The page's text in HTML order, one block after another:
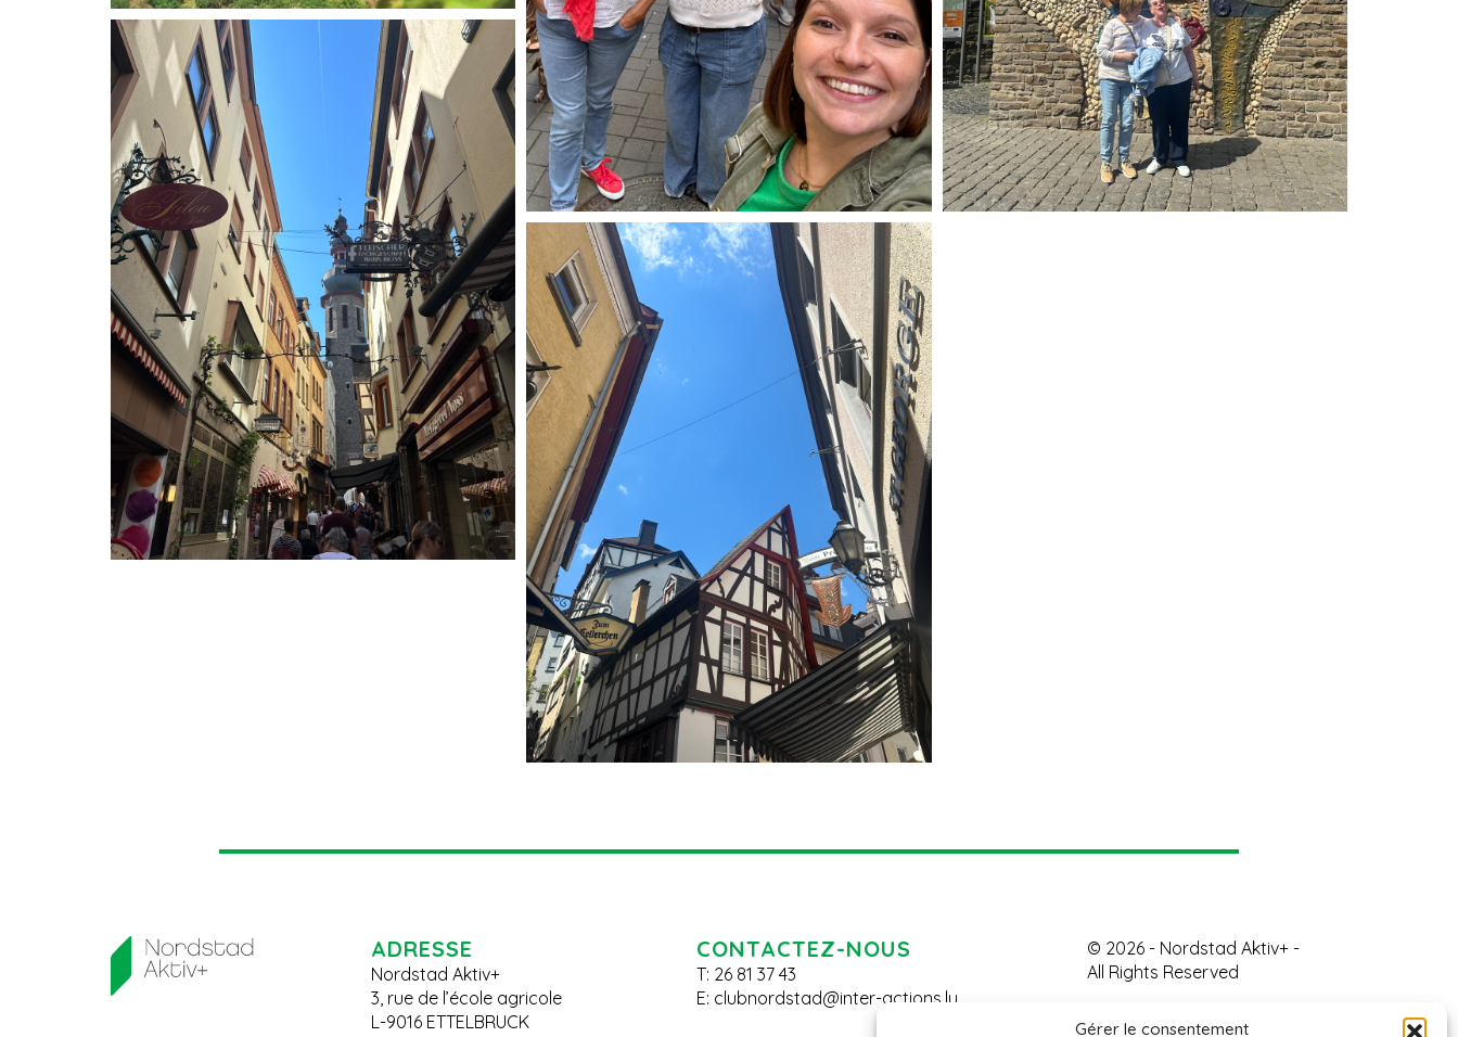
Gérer le consentement
ADRESSE
Nordstad Aktiv+
3, rue de l’école agricole
L-9016 ETTELBRUCK
CONTACTEZ-NOUS
T: 26 81 37 43
E: clubnordstad@inter-actions.lu
© 2026 - Nordstad Aktiv+ -
All Rights Reserved